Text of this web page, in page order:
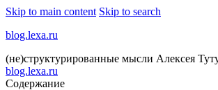
Skip to main content Skip to search
blog.lexa.ru
(не)структурированные мысли Алексея
blog.lexa.ru
Содержание